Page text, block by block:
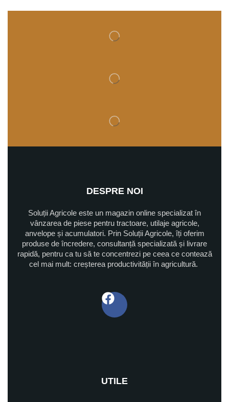
DESPRE NOI
Soluții Agricole este un magazin online specializat în
vânzarea de piese pentru tractoare, utilaje agricole,
anvelope și acumulatori. Prin Soluții Agricole, îți oferim
produse de încredere, consultanță specializată și livrare
rapidă, pentru ca tu să te concentrezi pe ceea ce contează
cel mai mult: creșterea productivității în agricultură.
UTILE